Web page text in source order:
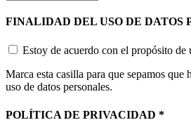
FINALIDAD DEL USO DE DATOS
Estoy de acuerdo con el propósito de
Marca esta casilla para que sepamos
uso de datos personales.
POLÍTICA DE PRIVACIDAD *